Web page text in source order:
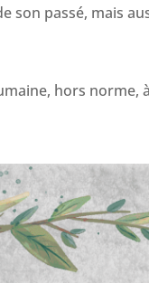
son passé, mais
hors norme,